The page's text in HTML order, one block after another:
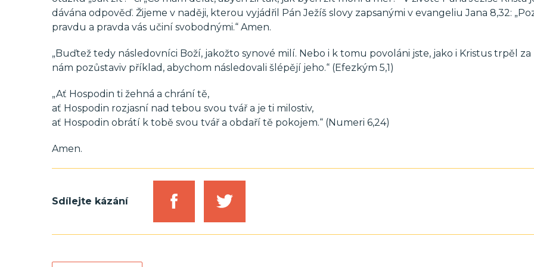
dávána odpověď. Žijeme v naději, kterou vyjádřil Pán Ježíš slovy zapsanými v evangeliu Jana 8,32:
pravdu a pravda vás učiní svobodnými.“ Amen.
„Buďtež tedy následovníci Boží, jakožto synové milí. Nebo i k tomu povoláni jste, jako i Kristus trpěl za
nám pozůstaviv příklad, abychom následovali šlépějí jeho.“ (Efezkým 5,1)
„Ať Hospodin ti žehná a chrání tě,
ať Hospodin rozjasní nad tebou svou tvář a je ti milostiv,
ať Hospodin obrátí k tobě svou tvář a obdaří tě pokojem.“ (Numeri 6,24)
Amen.
Sdílejte kázání